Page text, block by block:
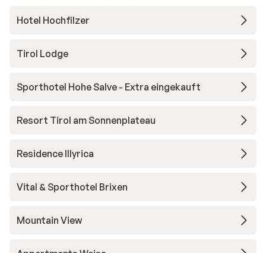
Hotel Hochfilzer
Tirol Lodge
Sporthotel Hohe Salve - Extra eingekauft
Resort Tirol am Sonnenplateau
Residence Illyrica
Vital & Sporthotel Brixen
Mountain View